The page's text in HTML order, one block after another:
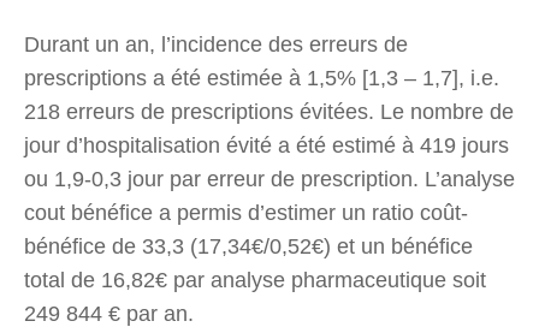
Durant un an, l’incidence des erreurs de
prescriptions a été estimée à 1,5% [1,3 – 1,7], i.e.
218 erreurs de prescriptions évitées. Le nombre de
jour d’hospitalisation évité a été estimé à 419 jours
ou 1,9-0,3 jour par erreur de prescription. L’analyse
cout bénéfice a permis d’estimer un ratio coût-
bénéfice de 33,3 (17,34€/0,52€) et un bénéfice
total de 16,82€ par analyse pharmaceutique soit
249 844 € par an.